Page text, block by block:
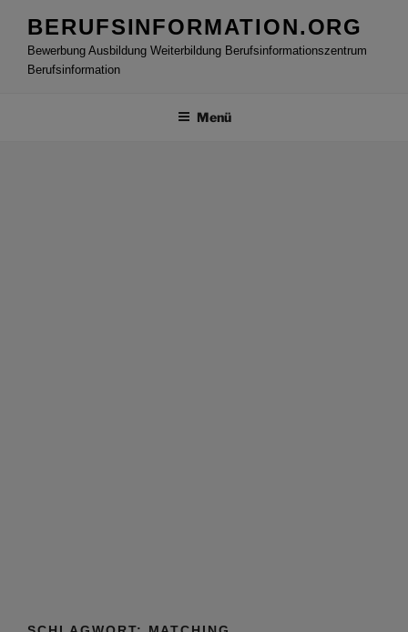
Inhalt
springen
BERUFSINFORMATION.ORG
Bewerbung Ausbildung Weiterbildung Berufsinformationszentrum
Berufsinformation
Menü